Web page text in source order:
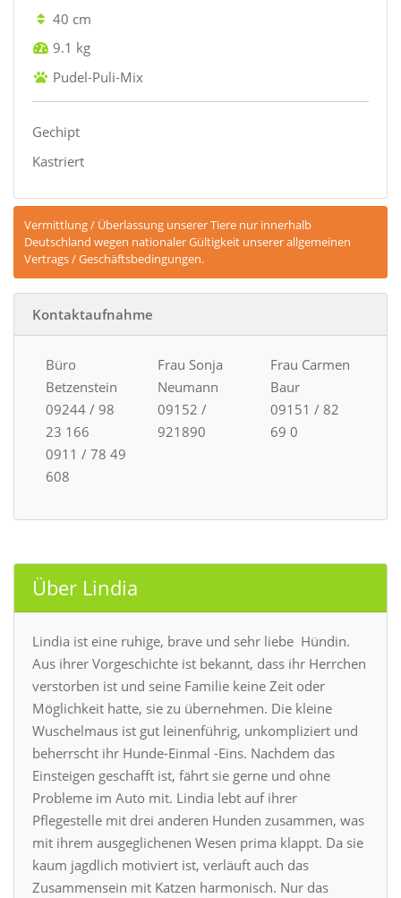
40 cm
9.1 kg
Pudel-Puli-Mix
Gechipt
Kastriert
Vermittlung / Überlassung unserer Tiere nur innerhalb
Deutschland wegen nationaler Gültigkeit unserer allgemeinen
Vertrags / Geschäftsbedingungen.
Kontaktaufnahme
Büro
Betzenstein
09244 / 98
23 166
0911 / 78 49
608
Frau Sonja
Neumann
09152 /
921890
Frau Carmen
Baur
09151 / 82
69 0
Über Lindia
Lindia ist eine ruhige, brave und sehr liebe Hündin.
Aus ihrer Vorgeschichte ist bekannt, dass ihr Herrchen
verstorben ist und seine Familie keine Zeit oder
Möglichkeit hatte, sie zu übernehmen. Die kleine
Wuschelmaus ist gut leinenführig, unkompliziert und
beherrscht ihr Hunde-Einmal -Eins. Nachdem das
Einsteigen geschafft ist, fährt sie gerne und ohne
Probleme im Auto mit. Lindia lebt auf ihrer
Pflegestelle mit drei anderen Hunden zusammen, was
mit ihrem ausgeglichenen Wesen prima klappt. Da sie
kaum jagdlich motiviert ist, verläuft auch das
Zusammensein mit Katzen harmonisch. Nur das